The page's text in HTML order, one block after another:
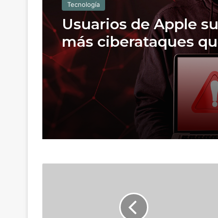
Tecnología
Usuarios de Apple
más ciberataques
de Microsoft